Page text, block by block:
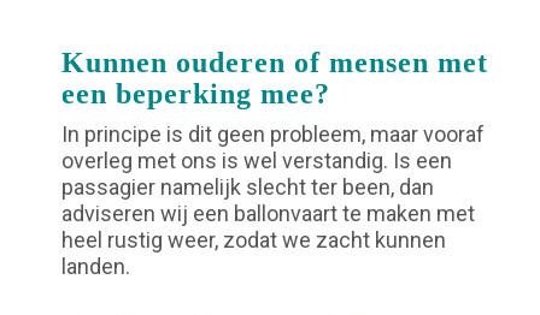
Kunnen ouderen of mensen met
een beperking mee?
In principe is dit geen probleem, maar vooraf
overleg met ons is wel verstandig. Is een
passagier namelijk slecht ter been, dan
adviseren wij een ballonvaart te maken met
heel rustig weer, zodat we zacht kunnen
landen.